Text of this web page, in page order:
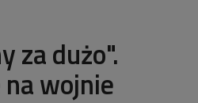
za dużo".
wojnie